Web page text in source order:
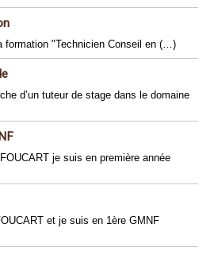
formation "Technicien Conseil en (…)
d’un tuteur de stage dans le domaine
je suis en première année
et je suis en 1ère GMNF